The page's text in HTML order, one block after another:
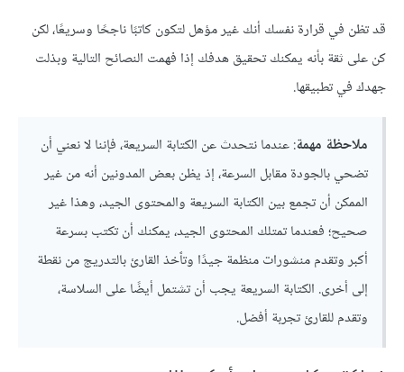
قد تظن في قرارة نفسك أنك غير مؤهل لتكون كاتبًا ناجحًا وسريعًا، لكن
كن على ثقة بأنه يمكنك تحقيق هدفك إذا فهمت النصائح التالية وبذلت
جهدك في تطبيقها.
ملاحظة مهمة: عندما نتحدث عن الكتابة السريعة، فإننا لا نعني أن
تضحي بالجودة مقابل السرعة، إذ يظن بعض المدونين أنه من غير
الممكن أن تجمع بين الكتابة السريعة والمحتوى الجيد، وهذا غير
صحيح؛ فعندما تمتلك المحتوى الجيد، يمكنك أن تكتب بسرعة
أكبر وتقدم منشورات منظمة جيدًا وتٱخذ القارئ بالتدريج من نقطة
إلى أخرى. الكتابة السريعة يجب أن تشتمل أيضًا على السلاسة،
وتقدم للقارئ تجربة أفضل.